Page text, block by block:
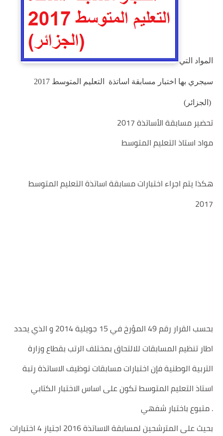
المواد التي
سيجري بها اختبار مسابقة اساتذة التعليم المتوسط 2017
تحضير مسابقة الأساتذة 2017
مواد استاذ التعليم المتوسط
هكذا يتم اجراء اختبارات مسابقة اساتذة التعليم المتوسط
2017
بحسب القرار رقم 49 المؤرخ في 15 جويلية 2014 و الذي يحدد
اطار تنظيم المسابقات للالتحاق بمختلف الرتب بقطاع وزارة
التربية الوطنية فإن اختبارات مسابقات توظيف الاساتذة رتبة
استاذ التعليم المتوسط تكون على اساس الاختبار الكتابي
متبوع باختبار شفهي .
بحيث على المترشحين لمسابقة الاساتذة 2016 اجتياز 4 اختبارات